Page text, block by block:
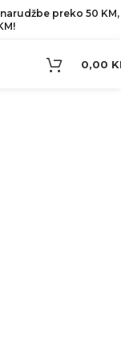
preko 50 KM,
0,00